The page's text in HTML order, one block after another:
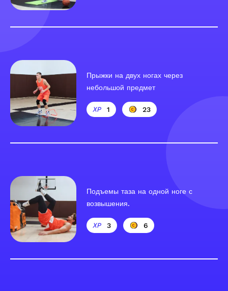
Прыжки на двух ногах через
небольшой предмет
1 23
Подъемы таза на одной ноге с
возвышения.
3 6